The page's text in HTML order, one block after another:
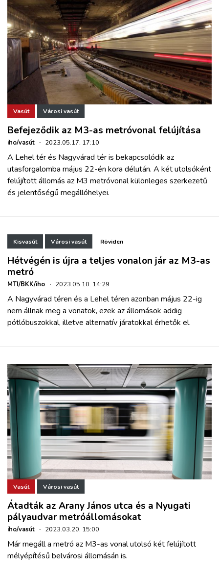
Vasút Városi vasút
Befejeződik az M3-as metróvonal felújítása
iho/vasút · 2023.05.17. 17:10
A Lehel tér és Nagyvárad tér is bekapcsolódik az
utasforgalomba május 22-én kora délután. A két utolsóként
felújított állomás az M3 metróvonal különleges szerkezetű
és jelentőségű megállóhelyei.
Kisvasút Városi vasút Röviden
Hétvégén is újra a teljes vonalon jár az M3-as
metró
MTI/BKK/iho · 2023.05.10. 14:29
A Nagyvárad téren és a Lehel téren azonban május 22-ig
nem állnak meg a vonatok, ezek az állomások addig
pótlóbuszokkal, illetve alternatív járatokkal érhetők el.
Vasút Városi vasút
Átadták az Arany János utca és a Nyugati
pályaudvar metróállomásokat
iho/vasút · 2023.03.20. 15:00
Már megáll a metró az M3-as vonal utolsó két felújított
mélyépítésű belvárosi állomásán is.